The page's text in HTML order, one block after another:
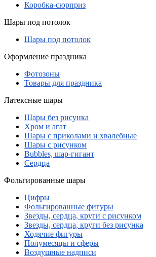
Коробка-сюрприз
Шары под потолок
Шары под потолок
Оформление праздника
Фотозоны
Товары для праздника
Латексные шары
Шары без рисунка
Хром и агат
Шары с приколами и хвалебные
Шары с рисунком
Bubbles, шар-гигант
Сердца
Фольгированные шары
Цифры
Фольгированные фигуры
Звезды, сердца, круги с рисунком
Звезды, сердца, круги без рисунка
Ходячие фигуры
Полумесяцы и сферы
Воздушные надписи